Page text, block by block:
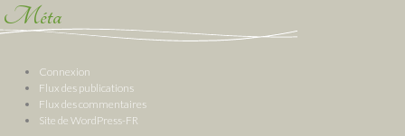
Méta
Connexion
Flux des publications
Flux des commentaires
Site de WordPress-FR